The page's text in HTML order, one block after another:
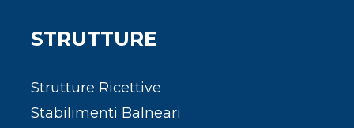
STRUTTURE
Strutture Ricettive
Stabilimenti Balneari